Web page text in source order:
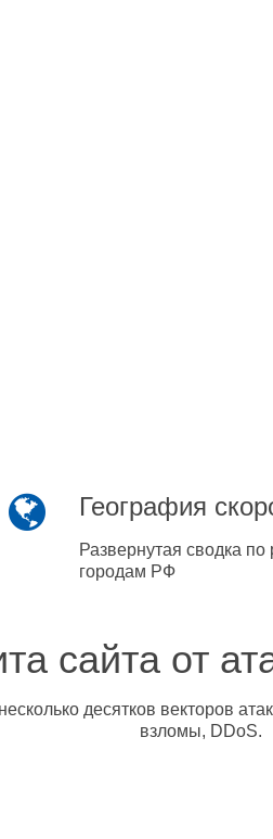
География
Развернутая сводка по
городам РФ
сайта от
десятков векторов
взломы, DDoS.